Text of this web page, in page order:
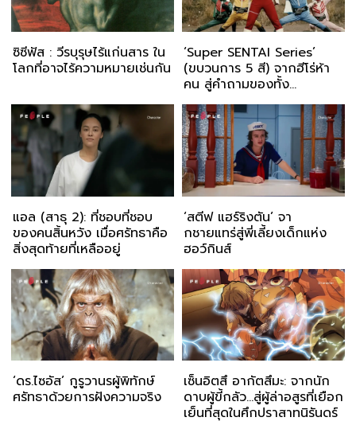
ซิซีฟัส : วีรบุรุษไร้แก่นสาร ใน
โลกที่อาจไร้ความหมายเช่นกัน
‘Super SENTAI Series’
(ขบวนการ 5 สี) จากฮีโร่ห้า
คน สู่คำถามของทั้ง
อุตสาหกรรม
แอล (สาธุ 2): ที่ชอบที่ชอบ
ของคนสิ้นหวัง เมื่อศรัทธาคือ
สิ่งสุดท้ายที่เหลืออยู่
‘สตีฟ แฮร์ริงตัน’ จา
กชายแทร่สู่พี่เลี้ยงเด็กแห่ง
ฮอว์กินส์
‘ดร.ไซอัส’ กูรูวานรผู้พิทักษ์
ศรัทธาด้วยการฝังความจริง
เซ็นอิตสึ อากัตสึมะ: จากนัก
ดาบผู้ขี้กลัว…สู่ผู้ล่าอสูรที่เยือก
เย็นที่สุดในศึกปราสาทนิรันดร์